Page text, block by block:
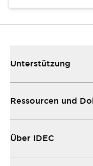
Unterstützung
Ressourcen und
Über IDEC